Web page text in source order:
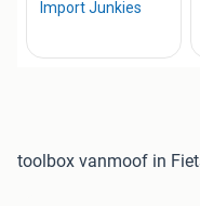
toolbox vanmoof in